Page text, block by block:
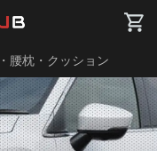
腰枕・クッション